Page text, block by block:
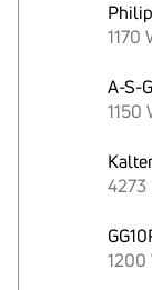
1170
A-S-
1150
4273
1200